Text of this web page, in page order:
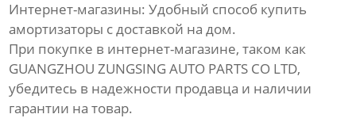
Интернет-магазины: Удобный способ купить
амортизаторы с доставкой на дом.
При покупке в интернет-магазине, таком как
GUANGZHOU ZUNGSING AUTO PARTS CO LTD,
убедитесь в надежности продавца и наличии
гарантии на товар.